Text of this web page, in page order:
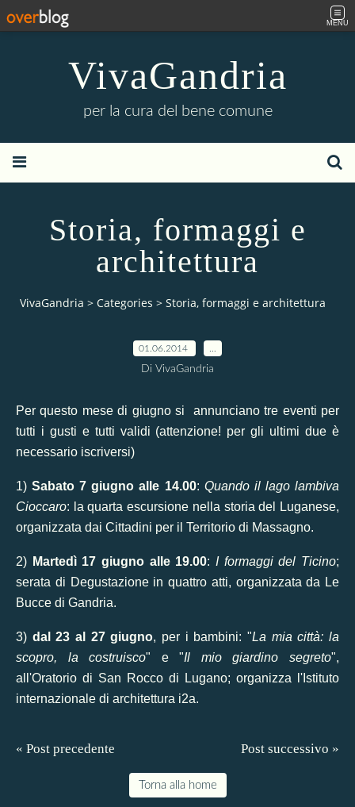
MENU
VivaGandria
per la cura del bene comune
Storia, formaggi e
architettura
VivaGandria > Categories > Storia, formaggi e architettura
01.06.2014
Di VivaGandria
Per questo mese di giugno si annunciano tre eventi per
tutti i gusti e tutti validi (attenzione! per gli ultimi due è
necessario iscriversi)
1)Sabato 7 giugno alle 14.00: Quando il lago lambiva
Cioccaro: la quarta escursione nella storia del Luganese,
organizzata dai Cittadini per il Territorio di Massagno.
2) Martedì 17 giugno alle 19.00: I formaggi del Ticino;
serata di Degustazione in quattro atti, organizzata da Le
Bucce di Gandria.
3) dal 23 al 27 giugno, per i bambini: "La mia città: la
scopro, la costruisco" e "Il mio giardino segreto",
all'Oratorio di San Rocco di Lugano; organizza l'Istituto
internazionale di architettura i2a.
« Post precedente Post successivo »
Torna alla home